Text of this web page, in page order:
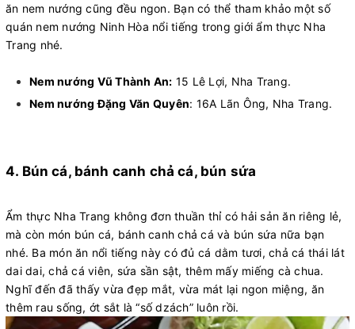
ăn nem nướng cũng đều ngon. Bạn có thể tham khảo một số
quán nem nướng Ninh Hòa nổi tiếng trong giới ẩm thực Nha
Trang nhé.
Nem nướng Vũ Thành An: 15 Lê Lợi, Nha Trang.
Nem nướng Đặng Văn Quyên: 16A Lãn Ông, Nha Trang.
4. Bún cá, bánh canh chả cá, bún sứa
Ẩm thực Nha Trang không đơn thuần thỉ có hải sản ăn riêng lẻ,
mà còn món bún cá, bánh canh chả cá và bún sứa nữa bạn
nhé. Ba món ăn nổi tiếng này có đủ cá dằm tươi, chả cá thái lát
dai dai, chả cá viên, sứa sần sật, thêm mấy miếng cà chua.
Nghĩ đến đã thấy vừa đẹp mắt, vừa mát lại ngon miệng, ăn
thêm rau sống, ớt sắt là “số dzách” luôn rồi.